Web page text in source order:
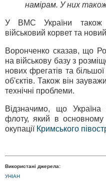
намірам. У них
У ВМС України також
військовий корвет та
Воронченко сказав, що
на військову базу з
нових фрегатів та більшої
об'єктів. Також він
технічні проблеми.
Відзначимо, що Україна
флоту, який в
окупації Кримського
Використані джерела:
УНІАН